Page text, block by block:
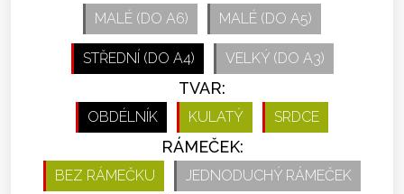
MALÉ (DO A6) MALÉ (DO A5)
STŘEDNÍ (DO A4) VELKÝ (DO A3)
TVAR:
OBDÉLNÍK KULATÝ SRDCE
RÁMEČEK:
BEZ RÁMEČKU JEDNODUCHÝ RÁMEČEK